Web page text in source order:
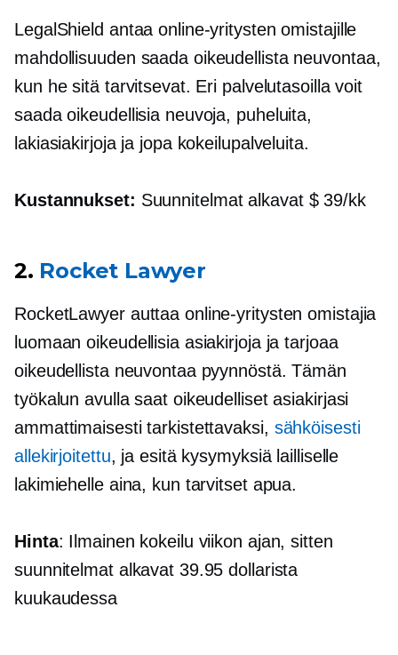
LegalShield antaa online-yritysten omistajille
mahdollisuuden saada oikeudellista neuvontaa,
kun he sitä tarvitsevat. Eri palvelutasoilla voit
saada oikeudellisia neuvoja, puheluita,
lakiasiakirjoja ja jopa kokeilupalveluita.
Kustannukset: Suunnitelmat alkavat $ 39/kk
2. Rocket Lawyer
RocketLawyer auttaa online-yritysten omistajia
luomaan oikeudellisia asiakirjoja ja tarjoaa
oikeudellista neuvontaa pyynnöstä. Tämän
työkalun avulla saat oikeudelliset asiakirjasi
ammattimaisesti tarkistettavaksi, sähköisesti
allekirjoitettu, ja esitä kysymyksiä lailliselle
lakimiehelle aina, kun tarvitset apua.
Hinta: Ilmainen kokeilu viikon ajan, sitten
suunnitelmat alkavat 39.95 dollarista
kuukaudessa